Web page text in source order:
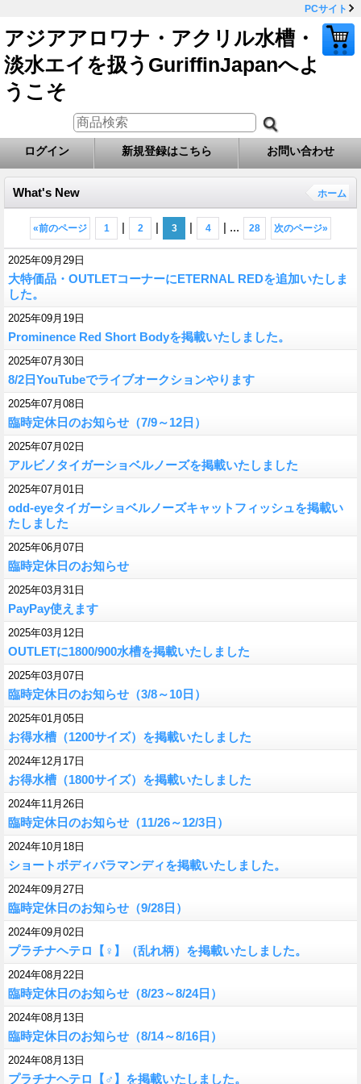
PCサイト
アジアアロワナ・アクリル水槽・
淡水エイを扱うGuriffinJapanへよ
うこそ
ログイン 新規登録はこちら お問い合わせ
What's New ホーム
«前のページ 1 | 2 | 3 | 4 | ... 28 次のページ»
2025年09月29日
大特価品・OUTLETコーナーにETERNAL REDを追加いたしま
した。
2025年09月19日
Prominence Red Short Bodyを掲載いたしました。
2025年07月30日
8/2日YouTubeでライブオークションやります
2025年07月08日
臨時定休日のお知らせ（7/9～12日）
2025年07月02日
アルビノタイガーショベルノーズを掲載いたしました
2025年07月01日
odd-eyeタイガーショベルノーズキャットフィッシュを掲載い
たしました
2025年06月07日
臨時定休日のお知らせ
2025年03月31日
PayPay使えます
2025年03月12日
OUTLETに1800/900水槽を掲載いたしました
2025年03月07日
臨時定休日のお知らせ（3/8～10日）
2025年01月05日
お得水槽（1200サイズ）を掲載いたしました
2024年12月17日
お得水槽（1800サイズ）を掲載いたしました
2024年11月26日
臨時定休日のお知らせ（11/26～12/3日）
2024年10月18日
ショートボディバラマンディを掲載いたしました。
2024年09月27日
臨時定休日のお知らせ（9/28日）
2024年09月02日
プラチナヘテロ【♀】（乱れ柄）を掲載いたしました。
2024年08月22日
臨時定休日のお知らせ（8/23～8/24日）
2024年08月13日
臨時定休日のお知らせ（8/14～8/16日）
2024年08月13日
プラチナヘテロ【♂】を掲載いたしました。